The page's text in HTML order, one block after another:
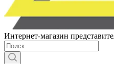
Интернет-магазин